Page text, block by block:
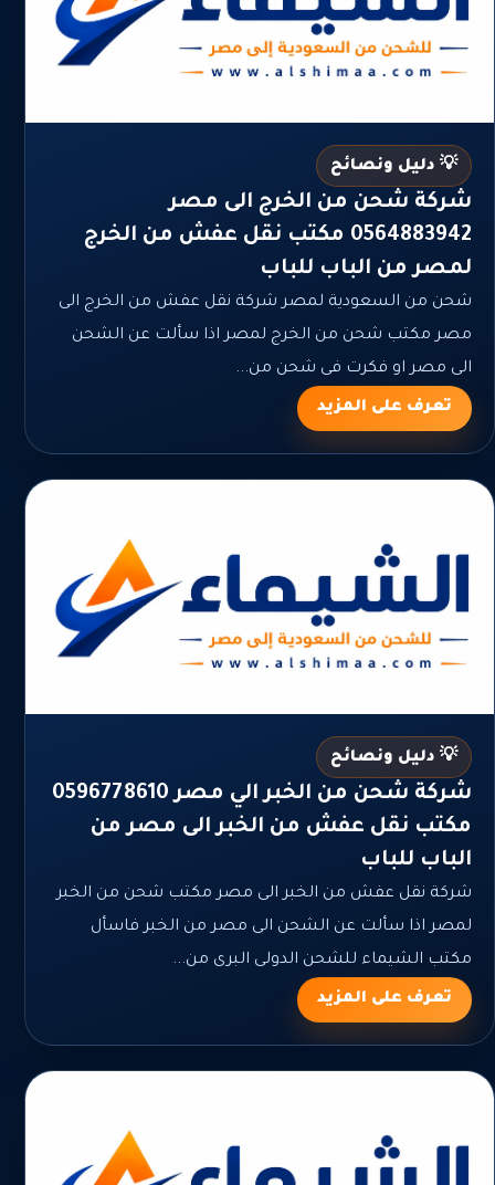
💡 دليل ونصائح
شركة شحن من الخرج الى مصر
0564883942 مكتب نقل عفش من الخرج
لمصر من الباب للباب
شحن من السعودية لمصر شركة نقل عفش من الخرج الى
مصر مكتب شحن من الخرج لمصر اذا سألت عن الشحن
الى مصر او فكرت فى شحن من...
تعرف على المزيد
💡 دليل ونصائح
شركة شحن من الخبر الي مصر 0596778610
مكتب نقل عفش من الخبر الى مصر من
الباب للباب
شركة نقل عفش من الخبر الى مصر مكتب شحن من الخبر
لمصر اذا سألت عن الشحن الى مصر من الخبر فاسأل
مكتب الشيماء للشحن الدولى البرى من...
تعرف على المزيد